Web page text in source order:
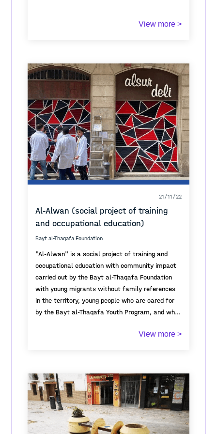
View more >
21/11/22
Al-Alwan (social project of training
and occupational education)
Bayt al-Thaqafa Foundation
"Al-Alwan" is a social project of training and
occupational education with community impact
carried out by the Bayt al-Thaqafa Foundation
with young migrants without family references
in the territory, young people who are cared for
by the Bayt al-Thaqafa Youth Program, and who
training and vocational training for these young
maintenance and painting of metal blinds for
commercial premises), and in addition, this
training includes other, transversal, basic skills
to promote access to the world of work.
The community impact of the project is linked to
actions to improve the environment of the
neighborhoods where the project is carried out;
specifically, the neighborhoods of Sant Pere,
View more >